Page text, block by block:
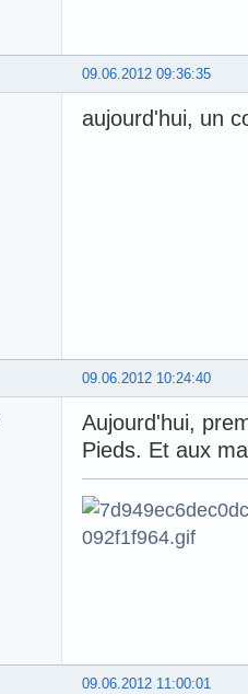
09.06.2012 09:36:35
aujourd'hui, un
09.06.2012 10:24:40
Aujourd'hui,
Pieds. Et aux
09.06.2012 11:00:01